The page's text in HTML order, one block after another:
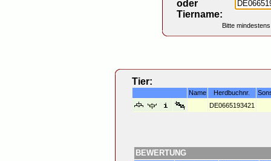
oder
Tiername:
Bitte
Tier:
Name Herdbuchnr.
DE0665193421
BEWERTUNG